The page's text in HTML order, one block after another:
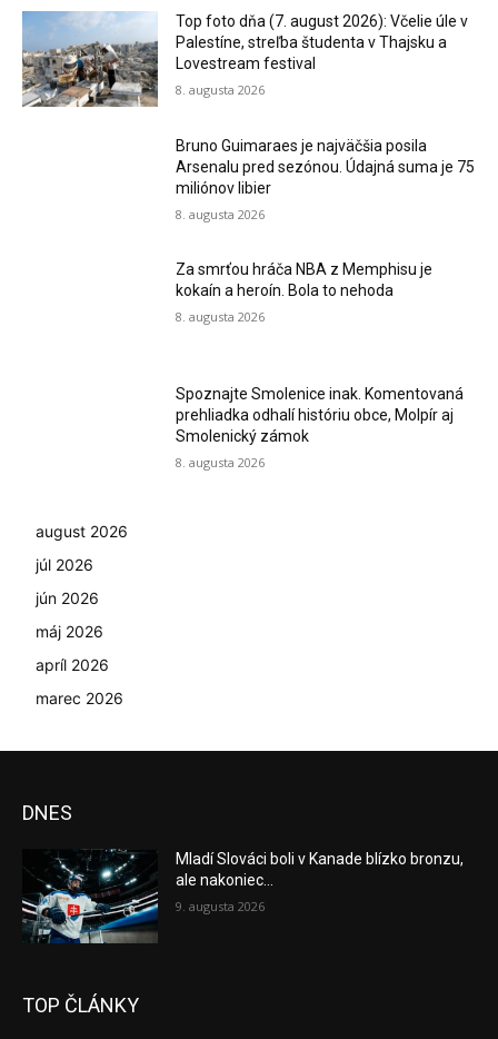
Top foto dňa (7. august 2026): Včelie úle v
Palestíne, streľba študenta v Thajsku a
Lovestream festival
8. augusta 2026
Bruno Guimaraes je najväčšia posila
Arsenalu pred sezónou. Údajná suma je 75
miliónov libier
8. augusta 2026
Za smrťou hráča NBA z Memphisu je
kokaín a heroín. Bola to nehoda
8. augusta 2026
Spoznajte Smolenice inak. Komentovaná
prehliadka odhalí históriu obce, Molpír aj
Smolenický zámok
8. augusta 2026
august 2026
júl 2026
jún 2026
máj 2026
apríl 2026
marec 2026
DNES
Mladí Slováci boli v Kanade blízko bronzu,
ale nakoniec...
9. augusta 2026
TOP ČLÁNKY